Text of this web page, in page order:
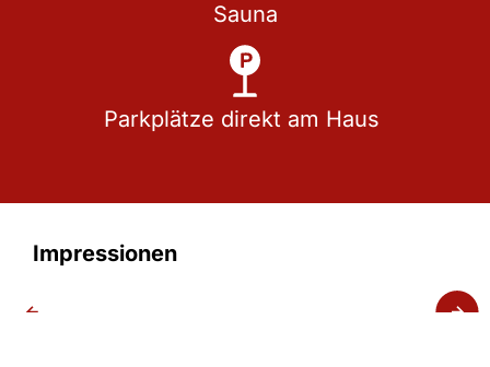
Sauna
Parkplätze direkt am Haus
Impressionen